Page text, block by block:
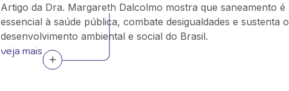
Artigo da Dra. Margareth Dalcolmo mostra que saneamento é
essencial à saúde pública, combate desigualdades e sustenta o
desenvolvimento ambiental e social do Brasil.
veja mais